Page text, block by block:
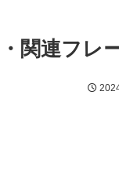
関連フレ